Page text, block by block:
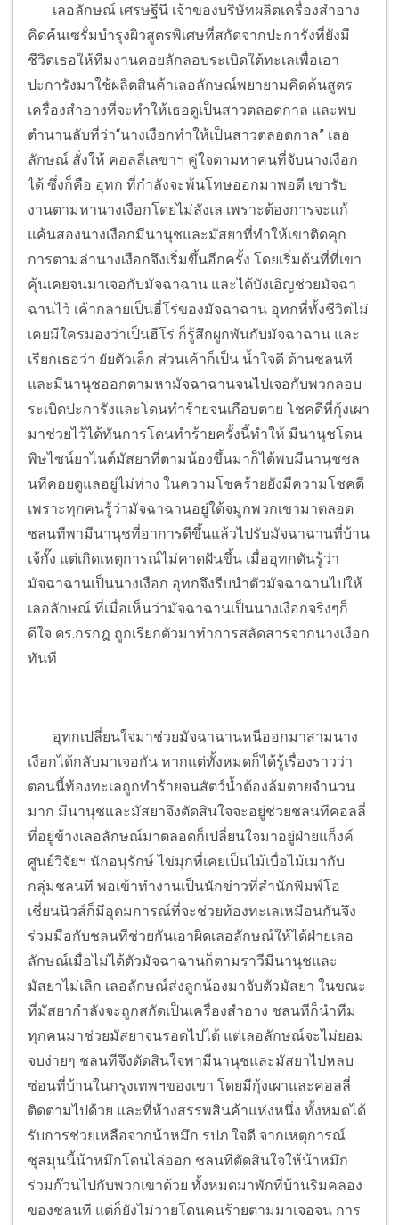
เลอลักษณ์ เศรษฐีนี เจ้าของบริษัทผลิตเครื่องสำอาง
คิดค้นเซรั่มบำรุงผิวสูตรพิเศษที่สกัดจากปะการังที่ยังมี
ชีวิตเธอให้ทีมงานคอยลักลอบระเบิดใต้ทะเลเพื่อเอา
ปะการังมาใช้ผลิตสินค้าเลอลักษณ์พยายามคิดค้นสูตร
เครื่องสำอางที่จะทำให้เธอดูเป็นสาวตลอดกาล และพบ
ตำนานลับที่ว่า“นางเงือกทำให้เป็นสาวตลอดกาล” เลอ
ลักษณ์ สั่งให้ คอลลี่เลขาฯ คู่ใจตามหาคนที่จับนางเงือก
ได้ ซึ่งก็คือ อุทก ที่กำลังจะพ้นโทษออกมาพอดี เขารับ
งานตามหานางเงือกโดยไม่ลังเล เพราะต้องการจะแก้
แค้นสองนางเงือกมีนานุชและมัสยาที่ทำให้เขาติดคุก
การตามล่านางเงือกจึงเริ่มขึ้นอีกครั้ง โดยเริ่มต้นที่ที่เขา
คุ้นเคยจนมาเจอกับมัจฉาฉาน และได้บังเอิญช่วยมัจฉา
ฉานไว้ เค้ากลายเป็นฮี่โร่ของมัจฉาฉาน อุทกที่ทั้งชีวิตไม่
เคยมีใครมองว่าเป็นฮีโร่ ก็รู้สึกผูกพันกับมัจฉาฉาน และ
เรียกเธอว่า ยัยตัวเล็ก ส่วนเค้าก็เป็น น้ำใจดี ด้านชลนที
และมีนานุชออกตามหามัจฉาฉานจนไปเจอกับพวกลอบ
ระเบิดปะการังและโดนทำร้ายจนเกือบตาย โชคดีที่กุ้งเผา
มาช่วยไว้ได้ทันการโดนทำร้ายครั้งนี้ทำให้ มีนานุชโดน
พิษไซน์ยาไนต์มัสยาที่ตามน้องขึ้นมาก็ได้พบมีนานุชชล
นทีคอยดูแลอยู่ไม่ห่าง ในความโชคร้ายยังมีความโชคดี
เพราะทุกคนรู้ว่ามัจฉาฉานอยู่ใต้จมูกพวกเขามาตลอด
ชลนทีพามีนานุชที่อาการดีขึ้นแล้วไปรับมัจฉาฉานที่บ้าน
เจ้กั๊ง แต่เกิดเหตุการณ์ไม่คาดฝันขึ้น เมื่ออุทกดันรู้ว่า
มัจฉาฉานเป็นนางเงือก อุทกจึงรีบนำตัวมัจฉาฉานไปให้
เลอลักษณ์ ที่เมื่อเห็นว่ามัจฉาฉานเป็นนางเงือกจริงๆก็
ดีใจ ดร.กรกฎ ถูกเรียกตัวมาทำการสลัดสารจากนางเงือก
ทันที
อุทกเปลี่ยนใจมาช่วยมัจฉาฉานหนีออกมาสามนาง
เงือกได้กลับมาเจอกัน หากแต่ทั้งหมดก็ได้รู้เรื่องราวว่า
ตอนนี้ท้องทะเลถูกทำร้ายจนสัตว์น้ำต้องล้มตายจำนวน
มาก มีนานุชและมัสยาจึงตัดสินใจจะอยู่ช่วยชลนทีคอลลี่
ที่อยู่ข้างเลอลักษณ์มาตลอดก็เปลี่ยนใจมาอยู่ฝ่ายแก็งค์
ศูนย์วิจัยฯ นักอนุรักษ์ ไข่มุกที่เคยเป็นไม้เบื่อไม้เมากับ
กลุ่มชลนที พอเข้าทำงานเป็นนักข่าวที่สำนักพิมพ์โอ
เชี่ยนนิวส์ก็มีอุดมการณ์ที่จะช่วยท้องทะเลเหมือนกันจึง
ร่วมมือกับชลนทีช่วยกันเอาผิดเลอลักษณ์ให้ได้ฝ่ายเลอ
ลักษณ์เมื่อไม่ได้ตัวมัจฉาฉานก็ตามราวีมีนานุชและ
มัสยาไม่เลิก เลอลักษณ์ส่งลูกน้องมาจับตัวมัสยา ในขณะ
ที่มัสยากำลังจะถูกสกัดเป็นเครื่องสำอาง ชลนทีก็นำทีม
ทุกคนมาช่วยมัสยาจนรอดไปได้ แต่เลอลักษณ์จะไม่ยอม
จบง่ายๆ ชลนทีจึงตัดสินใจพามีนานุชและมัสยาไปหลบ
ซ่อนที่บ้านในกรุงเทพฯของเขา โดยมีกุ้งเผาและคอลลี่
ติดตามไปด้วย และที่ห้างสรรพสินค้าแห่งหนึ่ง ทั้งหมดได้
รับการช่วยเหลือจากน้าหมึก รปภ.ใจดี จากเหตุการณ์
ชุลมุนนี้น้าหมึกโดนไล่ออก ชลนทีตัดสินใจให้น้าหมึก
ร่วมก๊วนไปกับพวกเขาด้วย ทั้งหมดมาพักที่บ้านริมคลอง
ของชลนที แต่ก็ยังไม่วายโดนคนร้ายตามมาเจอจน การ